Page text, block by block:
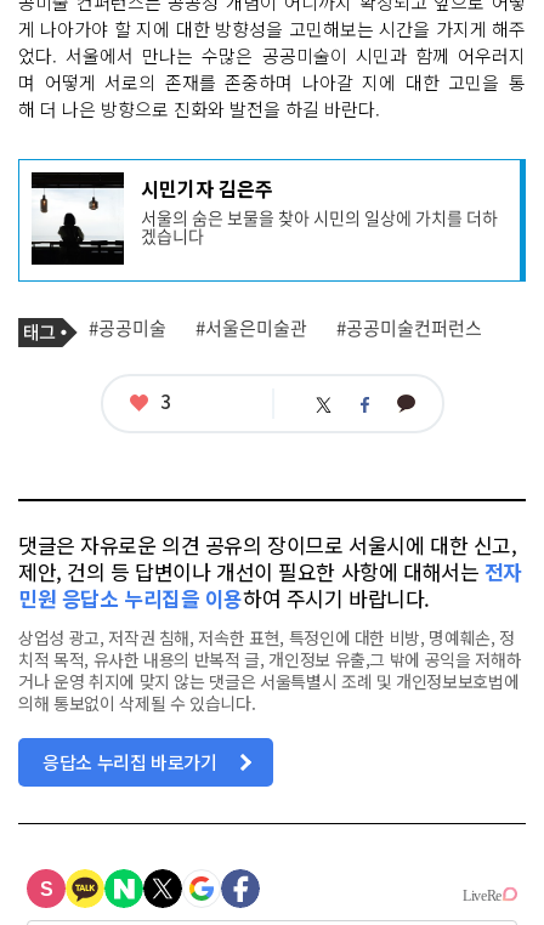
게 나아가야 할 지에 대한 방향성을 고민해보는 시간을 가지게 해주
었다. 서울에서 만나는 수많은 공공미술이 시민과 함께 어우러지
며 어떻게 서로의 존재를 존중하며 나아갈 지에 대한 고민을 통
해 더 나은 방향으로 진화와 발전을 하길 바란다.
기
사
작
성
자
프
필
시민기자 김은주
서울의 숨은 보물을 찾아 시민의 일상에 가치를 더하
겠습니다
기
사
태
그
#공공미술 #서울은미술관 #공공미술컨퍼런스
좋
3 트 페 카
댓글은 자유로운 의견 공유의 장이므로 서울시에 대한 신고,
제안, 건의 등 답변이나 개선이 필요한 사항에 대해서는 전자
민원 응답소 누리집을 이용하여 주시기 바랍니다.
상업성 광고, 저작권 침해, 저속한 표현, 특정인에 대한 비방, 명예훼손, 정
치적 목적, 유사한 내용의 반복적 글, 개인정보 유출,그 밖에 공익을 저해하
거나 운영 취지에 맞지 않는 댓글은 서울특별시 조례 및 개인정보보호법에
의해 통보없이 삭제될 수 있습니다.
응답소 누리집 바로가기